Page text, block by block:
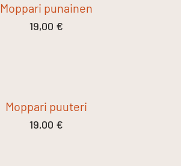
Moppari punainen
19,00 €
Moppari puuteri
19,00 €